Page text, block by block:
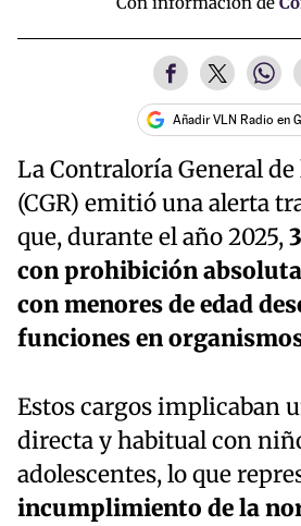
Añadir VLN Radio en
La Contraloría General de
(CGR) emitió una alerta
que, durante el año 2025,
con prohibición
con menores de edad
funciones en
Estos cargos implicaban
directa y habitual con
adolescentes, lo que
incumplimiento de la